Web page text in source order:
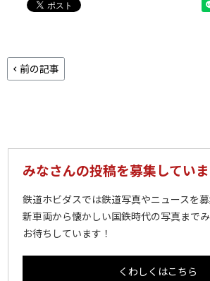
前の記事
みなさんの投稿を募集してい
鉄道ホビダスでは鉄道写真やニュースを
新車両から懐かしい国鉄時代の写真まで
お待ちしています！
くわしくはこちら